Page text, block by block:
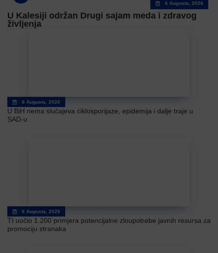
6 Augusta, 2026
U Kalesiji održan Drugi sajam meda i zdravog
življenja
6 Augusta, 2026
U BiH nema slučajeva ciklosporijaze, epidemija i dalje traje u
SAD-u
6 Augusta, 2026
TI uočio 1.200 primjera potencijalne zloupotrebe javnih resursa za
promociju stranaka